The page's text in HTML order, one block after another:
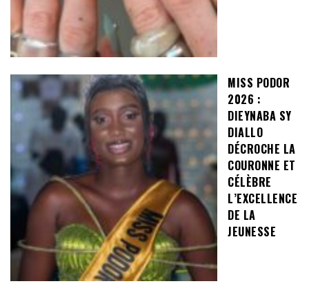
MISS PODOR
2026 :
DIEYNABA SY
DIALLO
DÉCROCHE LA
COURONNE ET
CÉLÈBRE
L’EXCELLENCE
DE LA
JEUNESSE